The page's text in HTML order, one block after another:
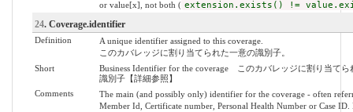
or value[x], not both ( extension.exists() !=
24. Coverage.identifier
Definition
A unique identifier assigned to this coverage.
このカバレッジに割り当てられた一意の識別子。
Short
Business Identifier for the coverage このカバレッジに割り当てら
識別子【詳細参照】
Comments
The main (and possibly only) identifier for the coverage - often
Member Id, Certificate number, Personal Health Number or Case ID.